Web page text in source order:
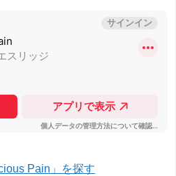
Pain」を探す